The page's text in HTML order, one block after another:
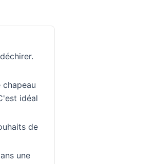
idéal
de
une